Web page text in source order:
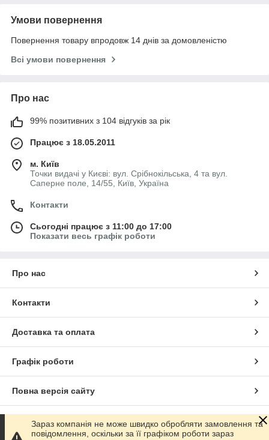
Умови повернення
Повернення товару впродовж 14 днів за домовленістю
Всі умови повернення
Про нас
99% позитивних з 104 відгуків за рік
Працює з 18.05.2011
м. Київ
Точки видачі у Києві: вул. Срібнокільська, 4 та вул.
Саперне поле, 14/55, Київ, Україна
Контакти
Сьогодні працює з 11:00 до 17:00
Показати весь графік роботи
Про нас
Контакти
Доставка та оплата
Графік роботи
Повна версія сайту
Сайт створено на маркетплейсіProm.ua
Зараз компанія не може швидко обробляти замовлення та
повідомлення, оскільки за її графіком роботи зараз